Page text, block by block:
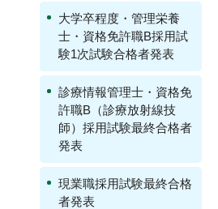
大学卒程度・管理栄養
士・資格免許職B採用試
験1次試験合格者発表
診療情報管理士・資格免
許職B（診療放射線技
師）採用試験最終合格者
発表
現業職採用試験最終合格
者発表